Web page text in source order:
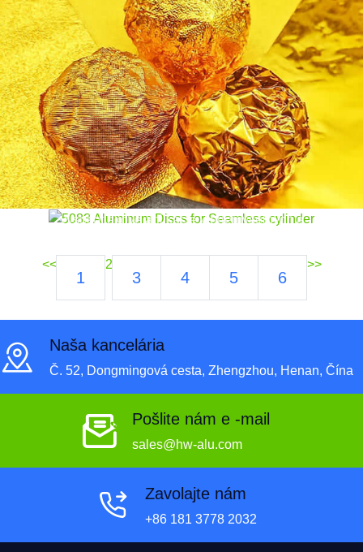
5083 Hliníkové disky pre plynulý valec |
Presnosť & Sila
Objaviť 5083 hliníkové disky pre plynulú výrobu valca.
Ľahký, odolný voči korózii, a ideálne pre
vysokotlakové aplikácie v priemyselných a
<<
1
2
3 4 5 6
>>
Naša kancelária
Č. 52, Dongmingová cesta, Zhengzhou, Henan, Čína
Pošlite nám e -mail
sales@hw-alu.com
Zavolajte nám
+86 181 3778 2032